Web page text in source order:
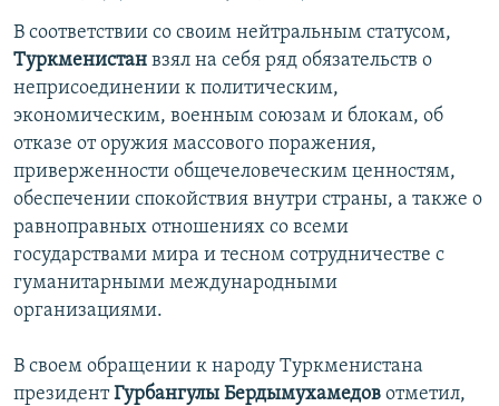
ARAŞDIRMA
MULTIMEDIA
VIDEO
FOTOQALEREYA
İNFOQRAFIKA
KARIKATURA
RADIO ARXIV
OXU ZALI
AZƏRBAYCAN ƏDƏBIYYATI KITABXANASI
İSLAM VƏ DEMOKRATIYA
İZ - MƏDƏNIYYƏT PROQRAMI
HAQQIMIZDA
MISSIYAMIZ
PEŞƏ ETIKASI VƏ JURNALISTIKA STANDARTLARIMIZ
MATERIALLARIMIZDAN ISTIFADƏ
AZADLIQRADIOSU MOBIL TELEFONUNUZDA
BIZIMLƏ ƏLAQƏ
XƏBƏR BÜLLETENLƏRIMIZ
BIZI IZLƏ
RFE/RL-in bütün saytları
В соответствии со своим нейтральным статусом,
Туркменистан взял на себя ряд обязательств о
неприсоединении к политическим,
экономическим, военным союзам и блокам, об
отказе от оружия массового поражения,
приверженности общечеловеческим ценностям,
обеспечении спокойствия внутри страны, а также о
равноправных отношениях со всеми
государствами мира и тесном сотрудничестве с
гуманитарными международными
организациями.
В своем обращении к народу Туркменистана
президентГурбангулы Бердымухамедов отметил,